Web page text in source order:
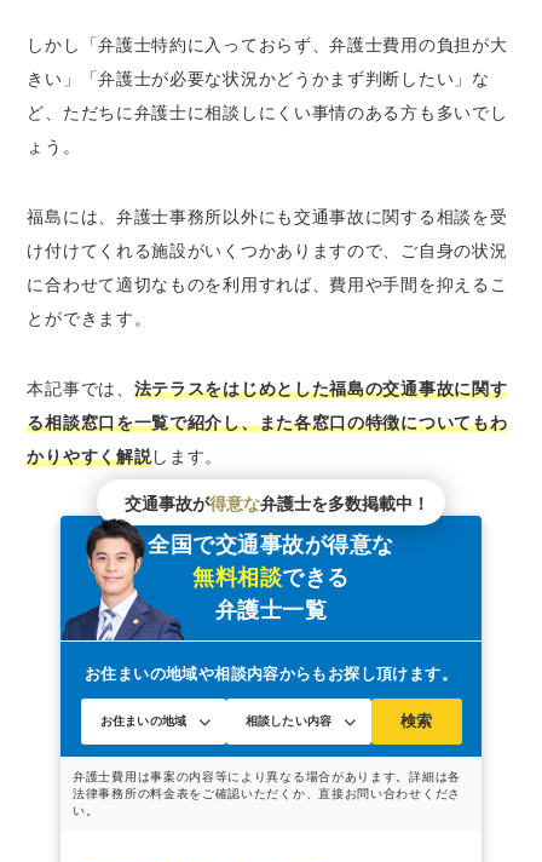
福島県行政書士会無料相談会
福島県地方検察庁
福島県地方検察庁被害者ホットライン
公益財団法人日弁連交通事故相談センター
福島県における交通事故の発生数と死傷者数
福島県で事故の多い交差点は？
「ベンナビ交通事故」がおすすめ
福島の交通事故を弁護士に相談するメリット
福島の交通事故を弁護士に相談するデメリット
交通事故の示談交渉を弁護士に相談すべきケー
弁護士の力でより良い解決に至った福島の交通
事故事例
福島の交通事故は弁護士に相談を
しかし「弁護士特約に入っておらず、弁護士費用の負担が大
きい」「弁護士が必要な状況かどうかまず判断したい」な
ど、ただちに弁護士に相談しにくい事情のある方も多いでし
ょう。
福島には、弁護士事務所以外にも交通事故に関する相談を受
け付けてくれる施設がいくつかありますので、ご自身の状況
に合わせて適切なものを利用すれば、費用や手間を抑えるこ
とができます。
本記事では、 法テラスをはじめとした福島の交通事故に関す
る相談窓口を一覧で紹介し、また各窓口の特徴についてもわ
かりやすく解説します。
交通事故が得意な弁護士を多数掲載中！
全国で交通事故が得意な
無料相談できる
弁護士一覧
お住まいの地域や相談内容からもお探し頂けます。
検索